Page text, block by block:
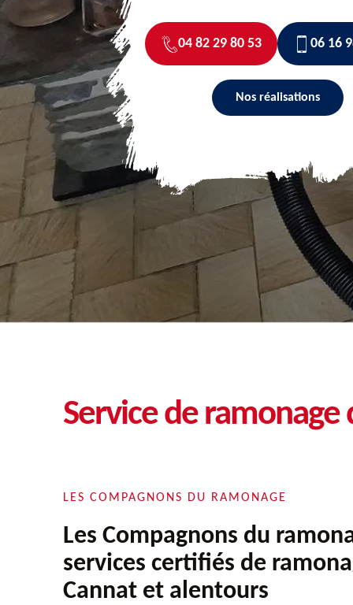
04 82 29 80 53 06 16
Nos réalisations
Service de
LES COMPAGNONS DU RAMONAGE
Les Compagnons du
services certifiés de
Cannat et alentours